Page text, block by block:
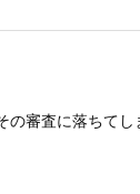
審査に落ちて